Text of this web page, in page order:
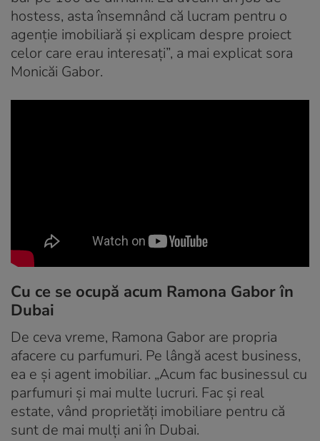
hostess, asta însemnând că lucram pentru o
agenție imobiliară și explicam despre proiect
celor care erau interesați”, a mai explicat sora
Monicăi Gabor.
Cu ce se ocupă acum Ramona Gabor în
Dubai
De ceva vreme, Ramona Gabor are propria
afacere cu parfumuri. Pe lângă acest business,
ea e și agent imobiliar. „Acum fac businessul cu
parfumuri și mai multe lucruri. Fac și real
estate, vând proprietăți imobiliare pentru că
sunt de mai mulți ani în Dubai.